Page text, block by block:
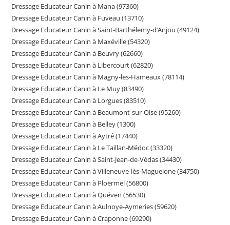
Dressage Educateur Canin à Mana (97360)
Dressage Educateur Canin à Fuveau (13710)
Dressage Educateur Canin à Saint-Barthélemy-d’Anjou (49124)
Dressage Educateur Canin à Maxéville (54320)
Dressage Educateur Canin à Beuvry (62660)
Dressage Educateur Canin à Libercourt (62820)
Dressage Educateur Canin à Magny-les-Hameaux (78114)
Dressage Educateur Canin à Le Muy (83490)
Dressage Educateur Canin à Lorgues (83510)
Dressage Educateur Canin à Beaumont-sur-Oise (95260)
Dressage Educateur Canin à Belley (1300)
Dressage Educateur Canin à Aytré (17440)
Dressage Educateur Canin à Le Taillan-Médoc (33320)
Dressage Educateur Canin à Saint-Jean-de-Védas (34430)
Dressage Educateur Canin à Villeneuve-lès-Maguelone (34750)
Dressage Educateur Canin à Ploërmel (56800)
Dressage Educateur Canin à Quéven (56530)
Dressage Educateur Canin à Aulnoye-Aymeries (59620)
Dressage Educateur Canin à Craponne (69290)